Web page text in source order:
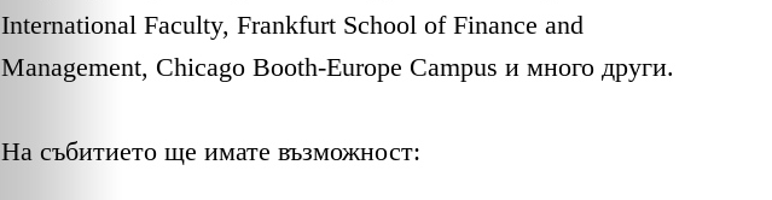
International Faculty, Frankfurt School of Finance and
Management, Chicago Booth-Europe Campus и много други.
На събитието ще имате възможност: